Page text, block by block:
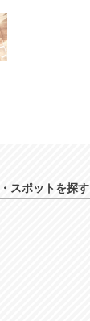
スポットを探す